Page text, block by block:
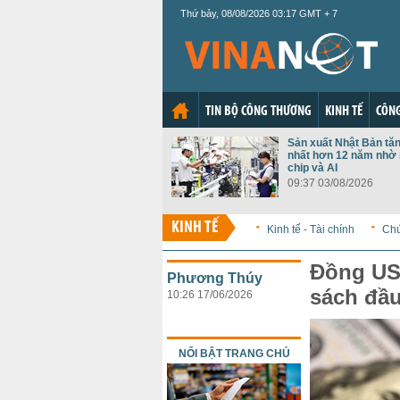
Thứ bảy, 08/08/2026 03:17 GMT + 7
TIN BỘ CÔNG THƯƠNG KINH TẾ
Sản xuất Nhật Bản
nhất hơn 12 năm nhờ
chip và AI
09:37 03/08/2026
KINH TẾ Kinh tế - Tài chính
Đồng
sách
Phương Thúy
10:26 17/06/2026
NỔI BẬT TRANG CHỦ